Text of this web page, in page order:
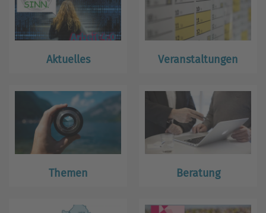
Aktuelles Veranstaltungen
Themen Beratung